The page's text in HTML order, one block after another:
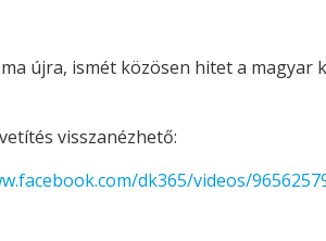
újra, ismét közösen hitet a magyar
visszanézhető:
dk365/videos/